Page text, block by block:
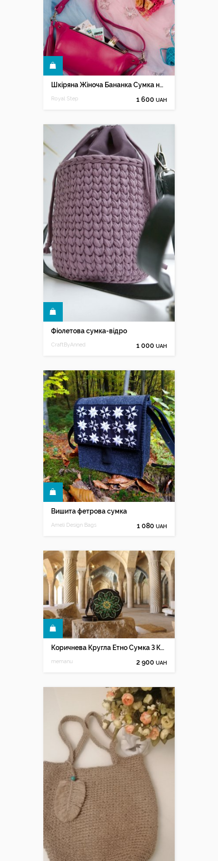
Шкіряна Жіноча Бананка Сумка на пояс
Royal Step 1 600 UAH
Фіолетова сумка-відро
CraftByAnned 1 000 UAH
Вишита фетрова сумка
Ameli Design Bags 1 080 UAH
Коричнева Кругла Етно Сумка З Китицями Бахроми
memanu 2 900 UAH